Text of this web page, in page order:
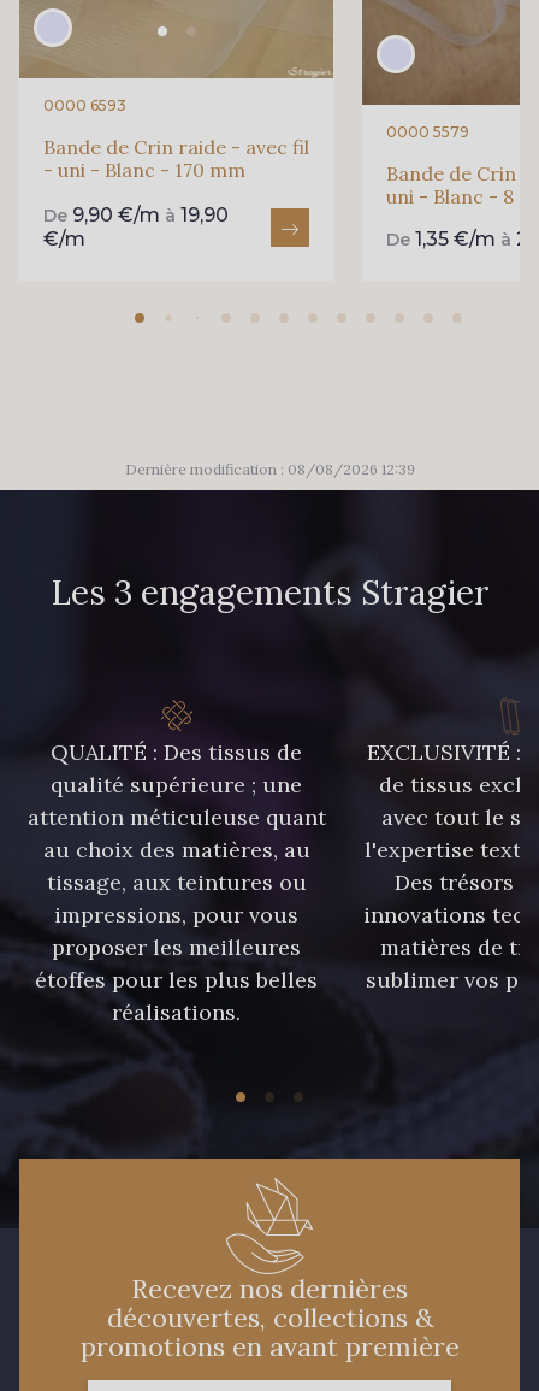
0000 6593
Bande de Crin raide - avec fil
- uni - Blanc - 170 mm
De 9,90 €/m à 19,90
€/m
0000 5579
Bande de Crin
uni - Blanc - 8
De1,35 €/m à
Dernière modification : 08/08/2026 12:39
Les 3 engagements Stragier
QUALITÉ : Des tissus de
qualité supérieure ; une
attention méticuleuse quant
au choix des matières, au
tissage, aux teintures ou
impressions, pour vous
proposer les meilleures
étoffes pour les plus belles
réalisations.
EXCLUSIVITÉ :
de tissus
avec tout le
l'expertise
Des trésors
innovations
matières de
sublimer vos
Recevez nos dernières
découvertes, collections &
promotions en avant première